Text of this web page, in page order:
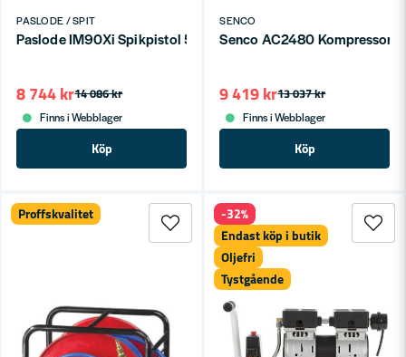
PASLODE / SPIT
Paslode IM90Xi Spikpistol 50-90mm 34° Gasdriven
14 086 kr
8 744 kr
Finns i Webblager
Köp
SENCO
Senco AC2480 Kompressor
13 037 kr
9 419 kr
Finns i Webblager
Köp
Proffskvalitet
-32%
Endast köp i butik
Oljefri
Tystgående